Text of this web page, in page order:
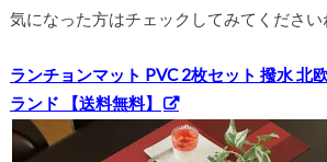
気になった方はチェックしてみてください
ランチョンマット PVC 2枚セット 撥水 北
ランド 【送料無料】